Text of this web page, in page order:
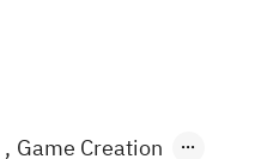
Game Creation